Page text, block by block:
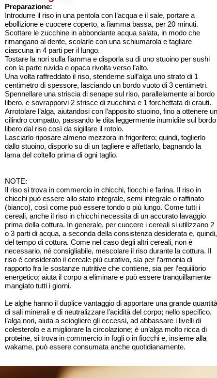
Preparazione:
Introdurre il riso in una pentola con l’acqua e il sale, portare a
ebollizione e cuocere coperto, a fiamma bassa, per 20 minuti.
Scottare le zucchine in abbondante acqua salata, in modo che
rimangano al dente, scolarle con una schiumarola e tagliare
ciascuna in 4 parti per il lungo.
Tostare la nori sulla fiamma e disporla su di uno stuoino per sushi
con la parte ruvida e opaca rivolta verso l’alto.
Una volta raffreddato il riso, stenderne sull’alga uno strato di 1
centimetro di spessore, lasciando un bordo vuoto di 3 centimetri.
Spennellare una striscia di senape sul riso, parallelamente al bordo
libero, e sovrapporvi 2 strisce di zucchina e 1 forchettata di crauti.
Arrotolare l’alga, aiutandosi con l’apposito stuoino, fino a ottenere un
cilindro compatto, passando le dita leggermente inumidite sul bordo
libero dal riso così da sigillare il rotolo.
Lasciarlo riposare almeno mezzora in frigorifero; quindi, toglierlo
dallo stuoino, disporlo su di un tagliere e affettarlo, bagnando la
lama del coltello prima di ogni taglio.
NOTE:
Il riso si trova in commercio in chicchi, fiocchi e farina. Il riso in
chicchi può essere allo stato integrale, semi integrale o raffinato
(bianco), così come può essere tondo o più lungo. Come tutti i
cereali, anche il riso in chicchi necessita di un accurato lavaggio
prima della cottura. In generale, per cuocere i cereali si utilizzano 2
o 3 parti di acqua, a seconda della consistenza desiderata e, quindi,
del tempo di cottura. Come nel caso degli altri cereali, non è
necessario, né consigliabile, mescolare il riso durante la cottura. Il
riso è considerato il cereale più curativo, sia per l’armonia di
rapporto fra le sostanze nutritive che contiene, sia per l’equilibrio
energetico; aiuta il corpo a eliminare e può essere tranquillamente
mangiato tutti i giorni.
Le alghe hanno il duplice vantaggio di apportare una grande quantità
di sali minerali e di neutralizzare l’acidità del corpo; nello specifico,
l’alga nori, aiuta a sciogliere gli eccessi, ad abbassare i livelli di
colesterolo e a migliorare la circolazione; è un’alga molto ricca di
proteine, si trova in commercio in fogli o in fiocchi e, insieme alla
wakame, può essere consumata anche quotidianamente.